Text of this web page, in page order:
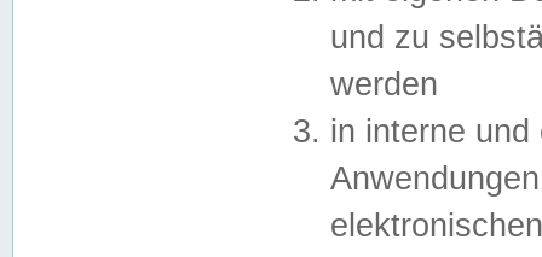
und zu
werden
in interne